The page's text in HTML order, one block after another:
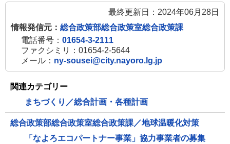
最終更新日：2024年06月28日
情報発信元： 総合政策部総合政策室総合政策課
電話番号： 01654-3-2111
ファクシミリ：01654-2-5644
メール： ny-sousei@city.nayoro.lg.jp
関連カテゴリー
まちづくり／総合計画・各種計画
総合政策部総合政策室総合政策課／地球温暖化対策
「なよろエコパートナー事業」協力事業者の募集